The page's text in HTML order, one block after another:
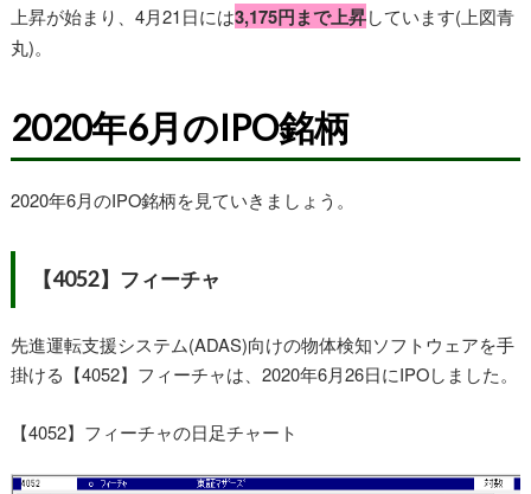
上昇が始まり、4月21日には3,175円まで上昇しています(上図青
丸)。
2020年6月のIPO銘柄
2020年6月のIPO銘柄を見ていきましょう。
【4052】フィーチャ
先進運転支援システム(ADAS)向けの物体検知ソフトウェアを手
掛ける【4052】フィーチャは、2020年6月26日にIPOしました。
【4052】フィーチャの日足チャート